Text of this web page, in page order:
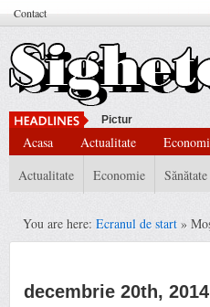
Contact
Pictură Modernă,
Acasa Actualitate
Actualitate
Economie Sănătate
You are here: Ecranul de start »
decembrie 20th, 2014